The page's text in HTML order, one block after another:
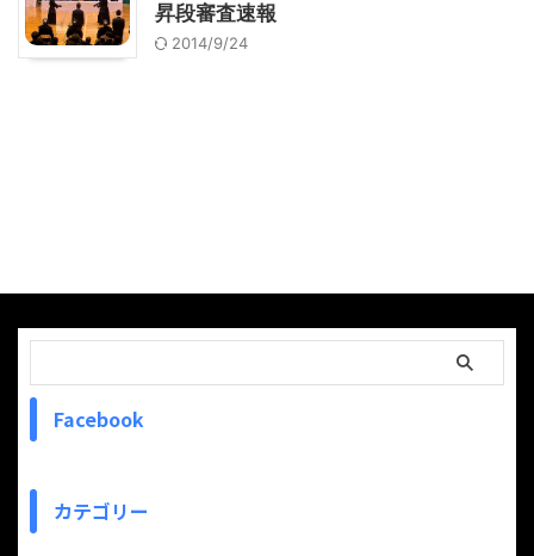
昇段審査速報
2014/9/24
Facebook
カテゴリー